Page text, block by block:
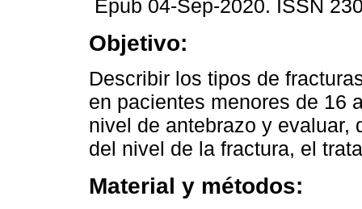
Epub 04-Sep-2020. ISSN
Objetivo:
Describir los tipos de
en pacientes menores de 16
nivel de antebrazo y evaluar,
del nivel de la fractura, el
Material y métodos: